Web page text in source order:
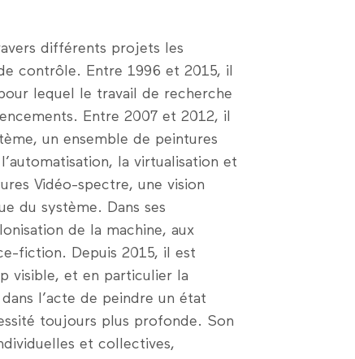
différents projets les
contrôle. Entre 1996 et 2015, il
lequel le travail de recherche
Entre 2007 et 2012, il
un ensemble de peintures
la virtualisation et
Vidéo-spectre, une vision
du système. Dans ses
de la machine, aux
fiction. Depuis 2015, il est
visible, et en particulier la
l’acte de peindre un état
toujours plus profonde. Son
et collectives,